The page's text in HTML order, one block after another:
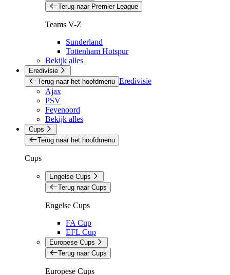
Terug naar Premier League
Teams V-Z
Sunderland
Tottenham Hotspur
Bekijk alles
Eredivisie
Terug naar het hoofdmenu Eredivisie
Ajax
PSV
Feyenoord
Bekijk alles
Cups
Terug naar het hoofdmenu
Cups
Engelse Cups
Terug naar Cups
Engelse Cups
FA Cup
EFL Cup
Europese Cups
Terug naar Cups
Europese Cups